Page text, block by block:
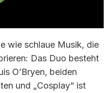
wie schlaue Musik, die
Das Duo besteht
O’Bryen, beiden
und „Cosplay“ ist